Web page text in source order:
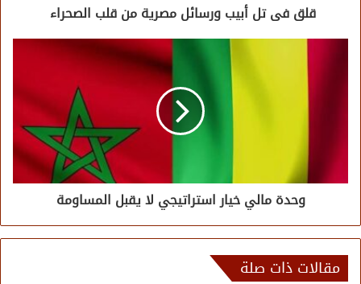
قلق فى تل أبيب ورسائل مصرية من قلب الصحراء
وحدة مالي خيار استراتيجي لا يقبل المساومة
مقالات ذات صلة